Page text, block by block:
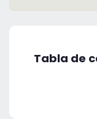
Tabla de